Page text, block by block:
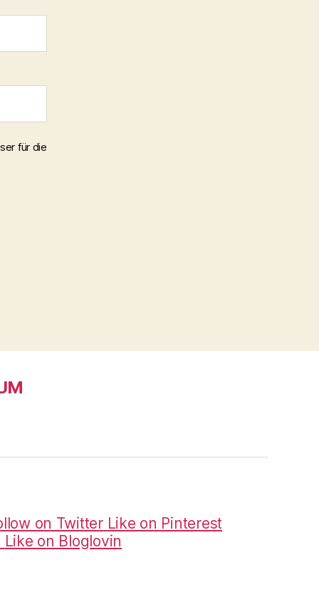
für die
on Twitter Like on Pinterest
Like on Bloglovin